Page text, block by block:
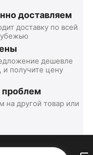
доставляем
доставку по всей
дешевле
получите цену
проблем
на другой товар или